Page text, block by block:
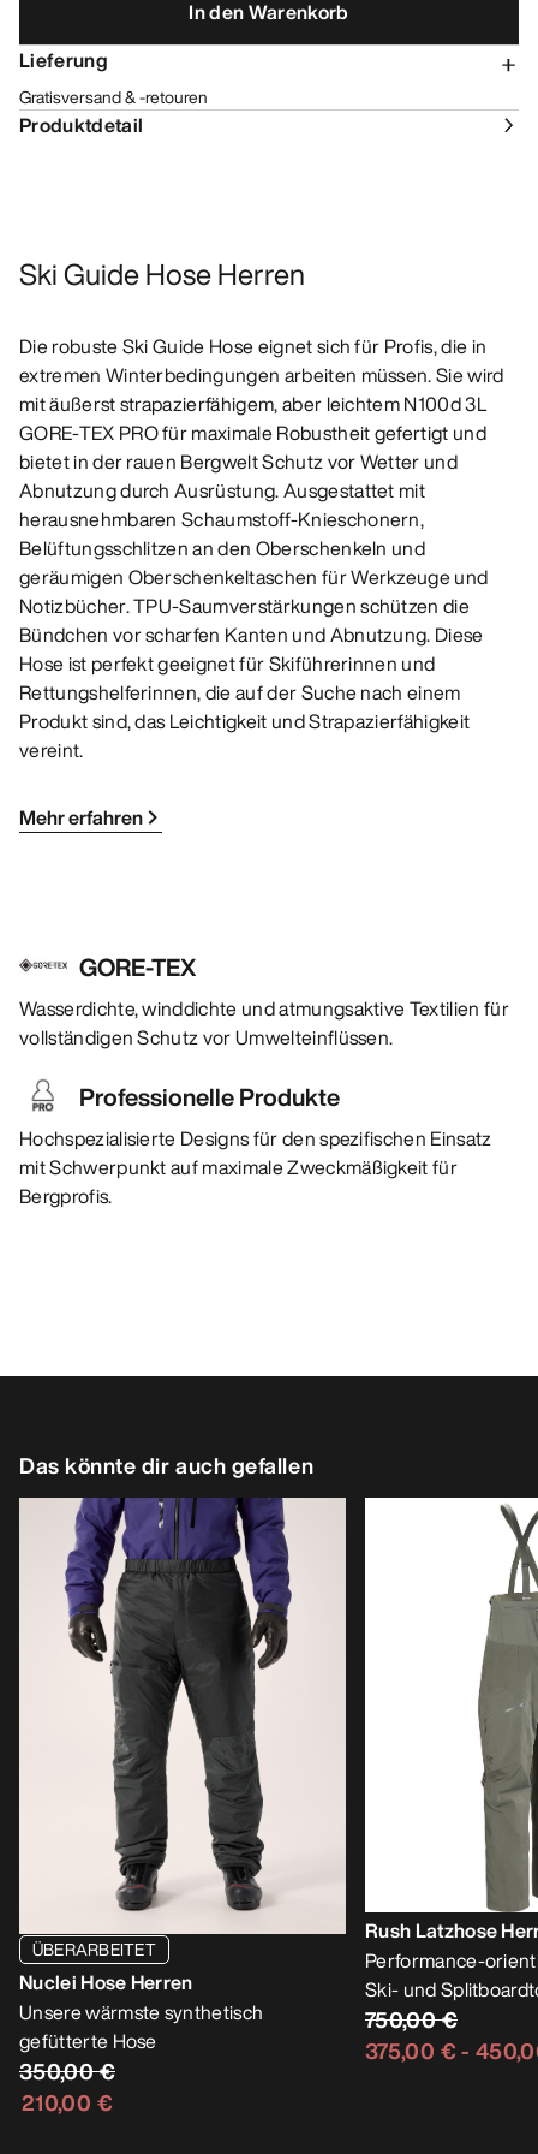
In den Warenkorb
Lieferung
Gratisversand & -retouren
Produktdetail
Ski Guide Hose Herren
Die robuste Ski Guide Hose eignet sich für Profis, die in
extremen Winterbedingungen arbeiten müssen. Sie wird
mit äußerst strapazierfähigem, aber leichtem N100d 3L
GORE-TEX PRO für maximale Robustheit gefertigt und
bietet in der rauen Bergwelt Schutz vor Wetter und
Abnutzung durch Ausrüstung. Ausgestattet mit
herausnehmbaren Schaumstoff-Knieschonern,
Belüftungsschlitzen an den Oberschenkeln und
geräumigen Oberschenkeltaschen für Werkzeuge und
Notizbücher. TPU-Saumverstärkungen schützen die
Bündchen vor scharfen Kanten und Abnutzung. Diese
Hose ist perfekt geeignet für Skiführerinnen und
Rettungshelferinnen, die auf der Suche nach einem
Produkt sind, das Leichtigkeit und Strapazierfähigkeit
vereint.
Mehr erfahren
GORE-TEX
Wasserdichte, winddichte und atmungsaktive Textilien für
vollständigen Schutz vor Umwelteinflüssen.
Professionelle Produkte
Hochspezialisierte Designs für den spezifischen Einsatz
mit Schwerpunkt auf maximale Zweckmäßigkeit für
Bergprofis.
Das könnte dir auch gefallen
ÜBERARBEITET
Nuclei Hose Herren
Unsere wärmste synthetisch
gefütterte Hose
350,00 €
210,00 €
Rush Latzhose
Performance-
Ski- und
750,00 €
375,00 €-